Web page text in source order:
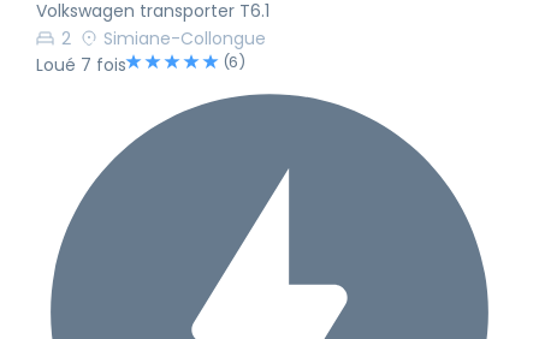
Volkswagen transporter T6.1
2
Simiane-Collongue
Loué 7 fois
(6)